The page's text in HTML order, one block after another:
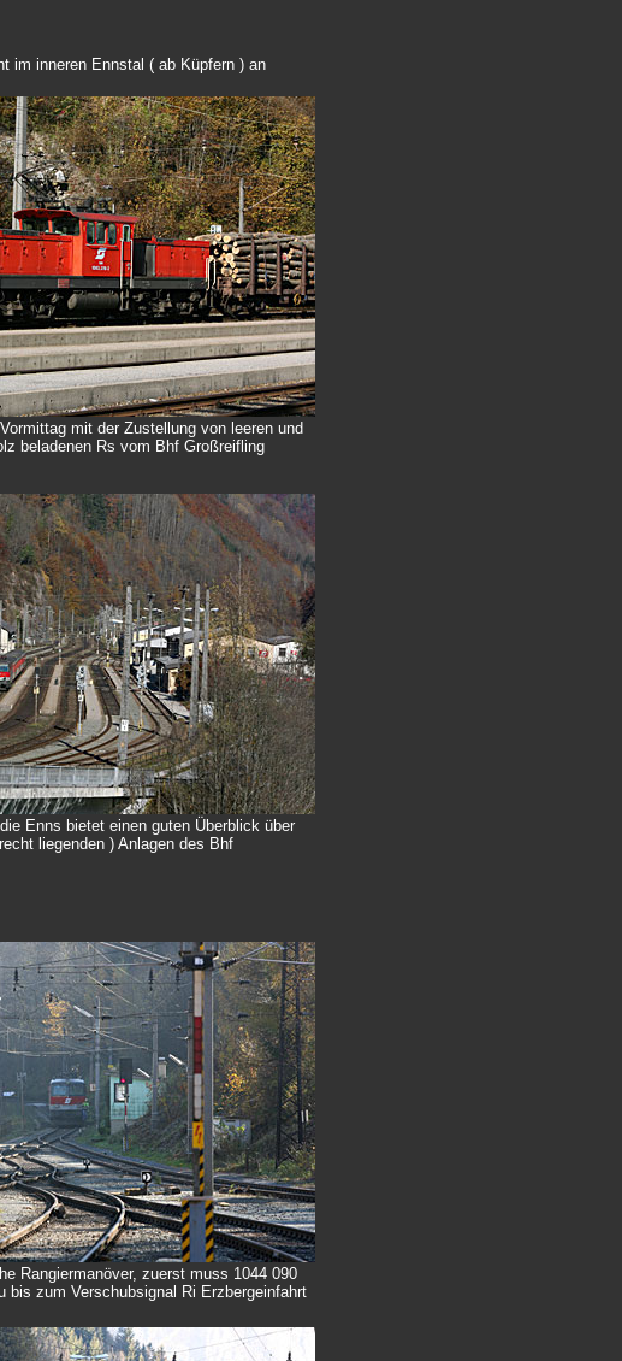
im inneren Ennstal ( ab Küpfern ) an
mit der Zustellung von leeren und
beladenen Rs vom Bhf Großreifling
Enns bietet einen guten Überblick über
liegenden ) Anlagen des Bhf
Rangiermanöver, zuerst muss 1044 090
bis zum Verschubsignal Ri Erzbergeinfahrt